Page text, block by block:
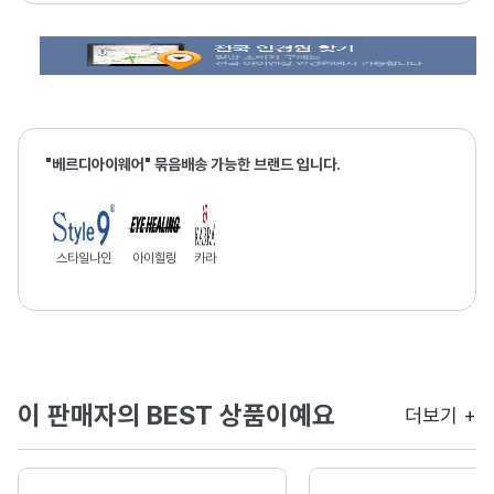
"베르디아이웨어" 묶음배송 가능한 브랜드 입니다.
스타일나인 아이힐링 카라
이 판매자의 BEST 상품이예요 더보기 +